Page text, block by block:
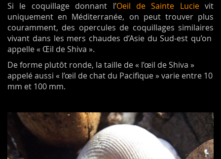
Si le coquillage donnant l’Oeil de Sainte Lucievit
uniquement en Méditerranée, on peut trouver plus
couramment, des opercules de coquillages similaires
vivant dans les mers chaudes d’Asie du Sud-est qu’on
appelle « Œil de Shiva ».
De forme plutôt ronde, la taille de « l’œil de Shiva »
appelé aussi « l’œil de chat du Pacifique » varie entre 10
mm et 100 mm.